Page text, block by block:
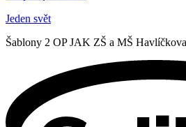
Jeden svět
Šablony 2 OP JAK ZŠ a MŠ